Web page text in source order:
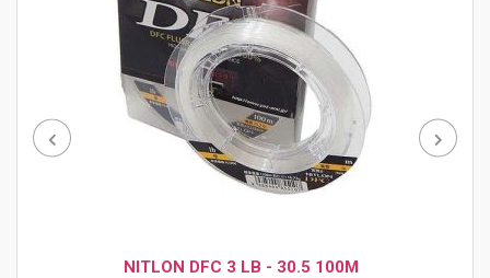
NITLON DFC 3 LB - 30.5 100M